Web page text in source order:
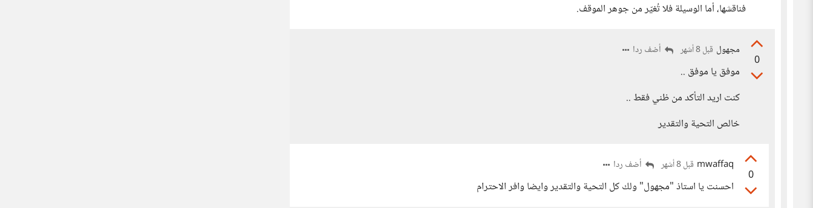
فناقشها، أما الوسيلة فلا تُغيّر من جوهر الموقف.
0
مجهول قبل 8 أشهر أضف ردا
موفق يا موفق ..
كنت اريد التأكد من ظني فقط ..
خالص التحية والتقدير
0
mwaffaq قبل 8 أشهر أضف ردا
احسنت يا استاذ "مجهول" ولك كل التحية والتقدير وايضا وافر الاحترام